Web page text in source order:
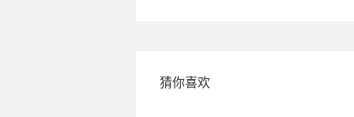
猜你喜欢